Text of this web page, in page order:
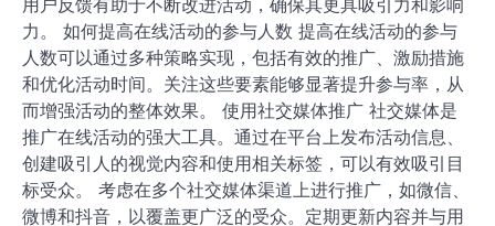
力。 如何提高在线活动的参与人数 提高在线活动的参与
人数可以通过多种策略实现，包括有效的推广、激励措施
和优化活动时间。关注这些要素能够显著提升参与率，从
而增强活动的整体效果。 使用社交媒体推广 社交媒体是
推广在线活动的强大工具。通过在平台上发布活动信息、
创建吸引人的视觉内容和使用相关标签，可以有效吸引目
标受众。 考虑在多个社交媒体渠道上进行推广，如微信、
微博和抖音，以覆盖更广泛的受众。定期更新内容并与用